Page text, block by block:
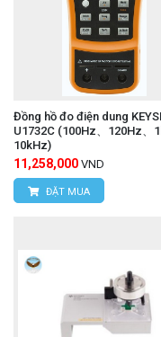
Đồng hồ đo điện dung
U1732C (100Hz、120Hz、
10kHz)
11,258,000 VND
ĐẶT MUA